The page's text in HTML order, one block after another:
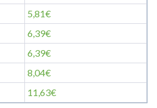
5,81€
6,39€
6,39€
8,04€
11,63€